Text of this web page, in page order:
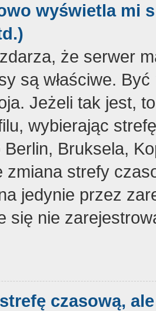
wyświetla mi
że serwer
są właściwe.
Jeżeli tak jest,
wybierając
Bruksela,
zmiana strefy
jedynie przez
się nie
czasową,